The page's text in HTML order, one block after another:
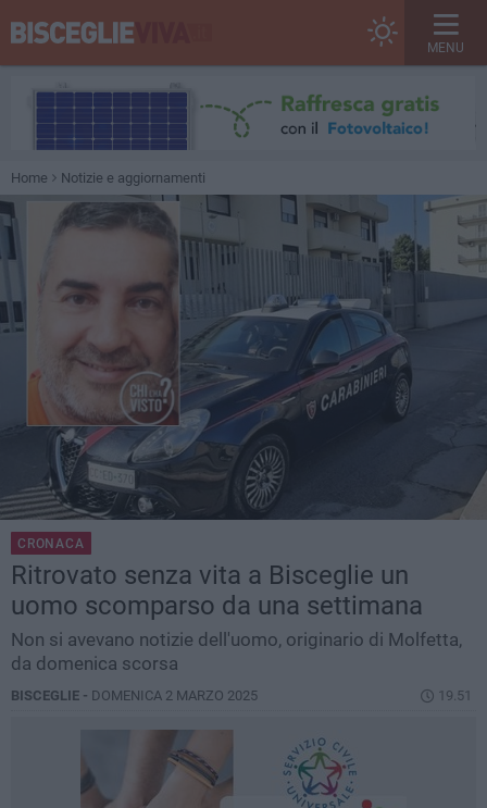
MENU
Home Notizie e aggiornamenti
CRONACA
Ritrovato senza vita a Bisceglie un
uomo scomparso da una settimana
Non si avevano notizie dell'uomo, originario di Molfetta,
da domenica scorsa
BISCEGLIE - DOMENICA 2 MARZO 2025 19.51